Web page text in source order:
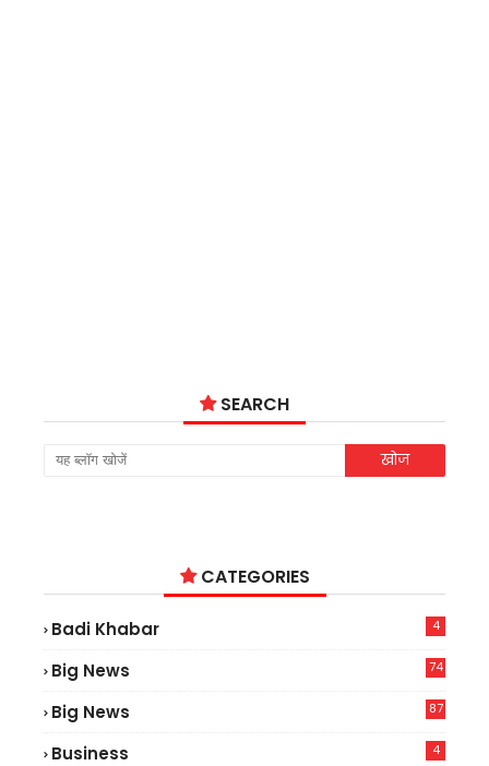
SEARCH
CATEGORIES
Badi Khabar 4
Big News
74
Big News
87
Business 4